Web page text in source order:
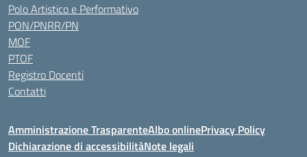
Polo Artistico e Performativo
PON/PNRR/PN
MOF
PTOF
Registro Docenti
Contatti
Amministrazione TrasparenteAlbo onlinePrivacy Policy
Dichiarazione di accessibilitàNote legali